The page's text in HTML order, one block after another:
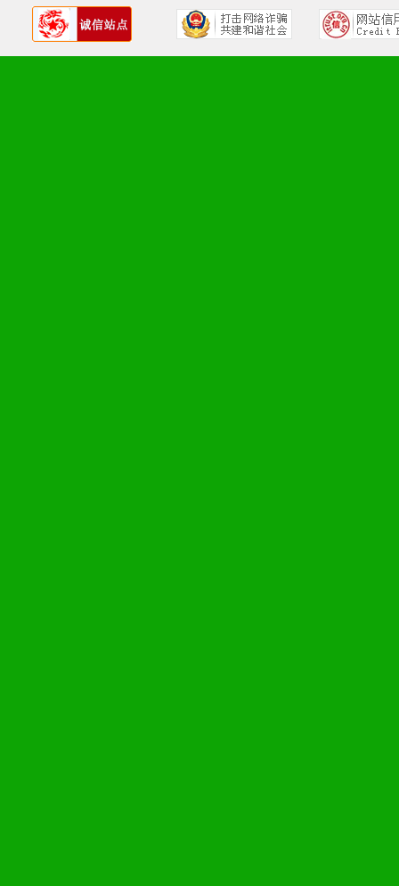
品全面配赠，免费提供软
册、专柜咨询手册等各种